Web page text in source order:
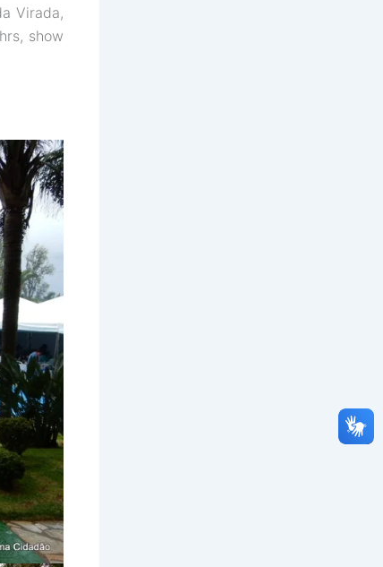
Virada,
show